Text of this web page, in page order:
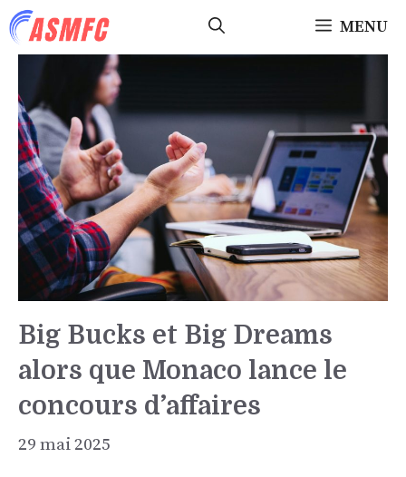
Aller
au
contenu
MENU
Big Bucks et Big Dreams
alors que Monaco lance le
concours d’affaires
29 mai 2025